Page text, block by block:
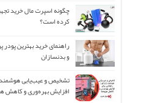
چگونه اسپرت مال خرید
کرده است؟
راهنمای خرید بهترین پودر
و بدنسازان
تشخیص و عیب‌یابی هوشمند
افزایش بهره‌وری و کاهش